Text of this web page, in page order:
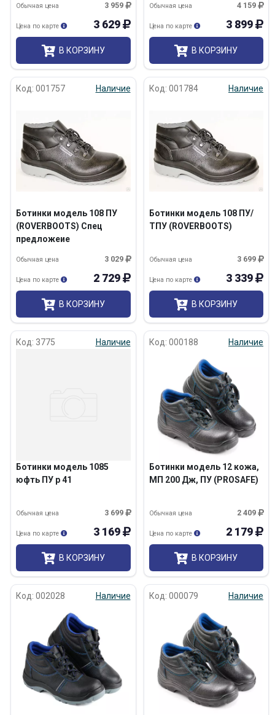
3 959
Обычная цена
3 629
Цена по карте
В КОРЗИНУ
4 159
Обычная цена
3 899
Цена по карте
В КОРЗИНУ
Код: 001757 Наличие
Ботинки модель 108 ПУ
(ROVERBOOTS) Спец
предложеие
3 029
Обычная цена
2 729
Цена по карте
В КОРЗИНУ
Код: 001784 Наличие
Ботинки модель 108 ПУ/
ТПУ (ROVERBOOTS)
3 699
Обычная цена
3 339
Цена по карте
В КОРЗИНУ
Код: 3775 Наличие
Ботинки модель 1085
юфть ПУ р 41
3 699
Обычная цена
3 169
Цена по карте
В КОРЗИНУ
Код: 000188 Наличие
Ботинки модель 12 кожа,
МП 200 Дж, ПУ (PROSAFE)
2 409
Обычная цена
2 179
Цена по карте
В КОРЗИНУ
Код: 002028 Наличие Код: 000079 Наличие